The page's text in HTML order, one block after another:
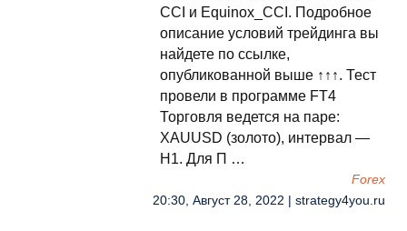
CCI и Equinox_CCI. Подробное
описание условий трейдинга вы
найдете по ссылке,
опубликованной выше ↑↑↑. Тест
провели в программе FT4
Торговля ведется на паре:
XAUUSD (золото), интервал —
Н1. Для П …
Forex
20:30, Август 28, 2022 | strategy4you.ru